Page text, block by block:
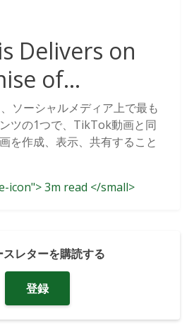
Delivers on
of
Data
ソーシャルメディア上で最も
ツの1つで、TikTok動画と同
を作成、表示、共有すること
icon"> 3m read </small>
スレターを購読する
登録